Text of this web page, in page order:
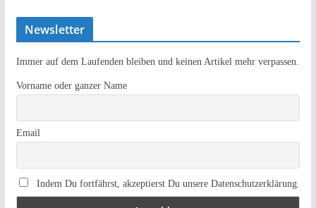
Newsletter
Immer auf dem Laufenden bleiben und keinen Artikel mehr verpassen.
Vorname oder ganzer Name
Email
Indem Du fortfährst, akzeptierst Du unsere Datenschutzerklärung.